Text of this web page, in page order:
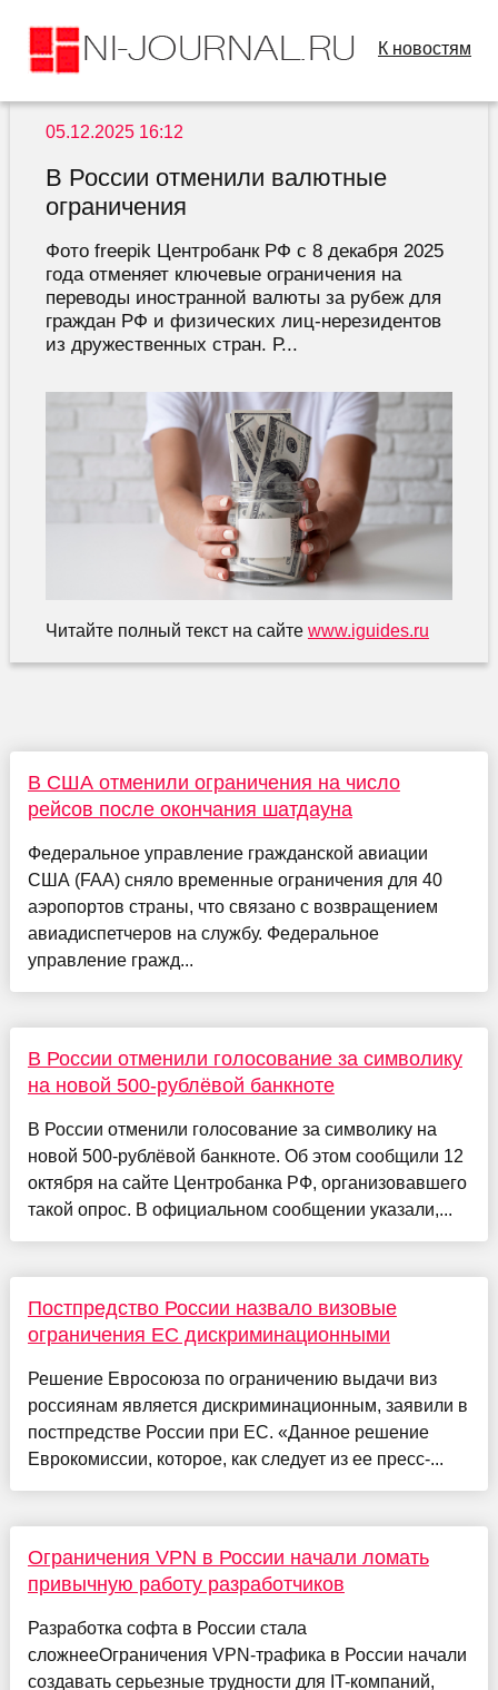
К новостям
05.12.2025 16:12
В России отменили валютные
ограничения
Фото freepik Центробанк РФ с 8 декабря 2025
года отменяет ключевые ограничения на
переводы иностранной валюты за рубеж для
граждан РФ и физических лиц-нерезидентов
из дружественных стран. Р...
Читайте полный текст на сайте www.iguides.ru
В США отменили ограничения на число
рейсов после окончания шатдауна
Федеральное управление гражданской авиации
США (FAA) сняло временные ограничения для 40
аэропортов страны, что связано с возвращением
авиадиспетчеров на службу. Федеральное
управление гражд...
В России отменили голосование за символику
на новой 500-рублёвой банкноте
В России отменили голосование за символику на
новой 500-рублёвой банкноте. Об этом сообщили 12
октября на сайте Центробанка РФ, организовавшего
такой опрос. В официальном сообщении указали,...
Постпредство России назвало визовые
ограничения ЕС дискриминационными
Решение Евросоюза по ограничению выдачи виз
россиянам является дискриминационным, заявили в
постпредстве России при ЕС. «Данное решение
Еврокомиссии, которое, как следует из ее пресс-...
Ограничения VPN в России начали ломать
привычную работу разработчиков
Разработка софта в России стала
сложнееОграничения VPN-трафика в России начали
создавать серьезные трудности для IT-компаний,